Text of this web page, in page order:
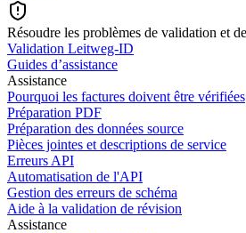
Résoudre les problèmes de validation et
Validation Leitweg-ID
Guides d’assistance
Assistance
Pourquoi les factures doivent être vérifiées
Préparation PDF
Préparation des données source
Pièces jointes et descriptions de service
Erreurs API
Automatisation de l'API
Gestion des erreurs de schéma
Aide à la validation de révision
Assistance